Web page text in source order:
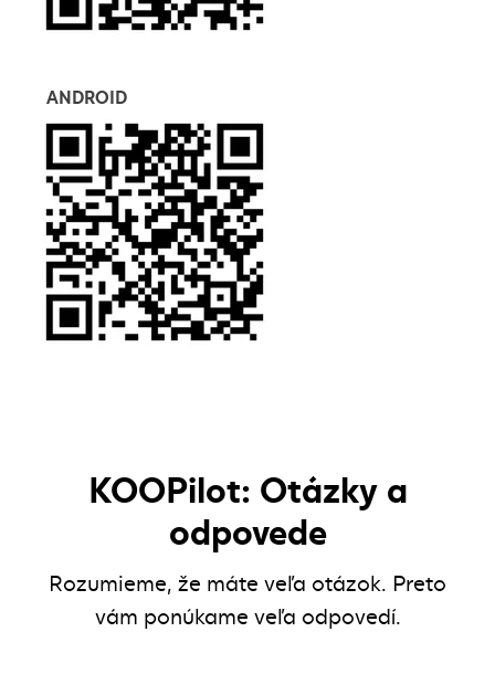
ANDROID
KOOPilot: Otázky a
odpovede
Rozumieme, že máte veľa otázok. Preto
vám ponúkame veľa odpovedí.